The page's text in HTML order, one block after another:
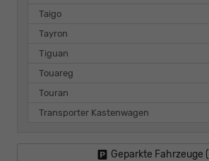
Taigo
Tayron
Tiguan
Touareg
Touran
Transporter Kastenwagen
Geparkte Fahrzeuge (